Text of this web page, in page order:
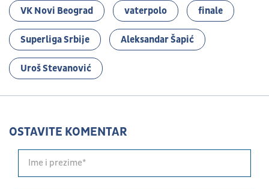
VK Novi Beograd vaterpolo finale
Superliga Srbije Aleksandar Šapić
Uroš Stevanović
OSTAVITE KOMENTAR